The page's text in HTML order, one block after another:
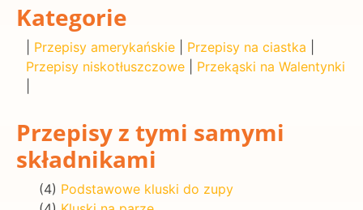
Kategorie
Przepisy amerykańskie Przepisy na ciastka
Przepisy niskotłuszczowe
Przekąski na Walentynki
Przepisy z tymi samymi
składnikami
(4) Podstawowe kluski do zupy